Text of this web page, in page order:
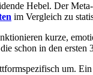
Hebel. Der
im Vergleich zu
kurze,
schon in den
um.